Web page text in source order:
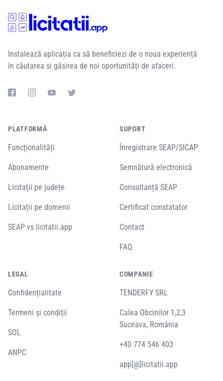
Instalează aplicația ca să beneficiezi de o noua experiență
în căutarea si găsirea de noi oportunități de afaceri.
PLATFORMĂ
Funcționalități
Abonamente
Licitații pe județe
Licitații pe domenii
SEAP vs licitatii.app
SUPORT
Înregistrare SEAP/SICAP
Semnătură electronică
Consultanță SEAP
Certificat constatator
Contact
FAQ
LEGAL
Confidențialitate
Termeni și condiții
SOL
ANPC
COMPANIE
TENDERFY SRL
Calea Obcinilor 1,2,3
Suceava, România
+40 774 546 403
app[@]licitatii.app